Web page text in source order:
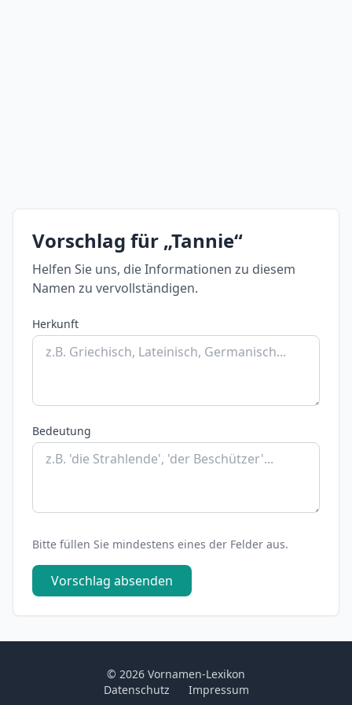
Vorschlag für „Tannie“
Helfen Sie uns, die Informationen zu diesem
Namen zu vervollständigen.
Herkunft
Bedeutung
Bitte füllen Sie mindestens eines der Felder aus.
Vorschlag absenden
© 2026 Vornamen-Lexikon
Datenschutz
Impressum